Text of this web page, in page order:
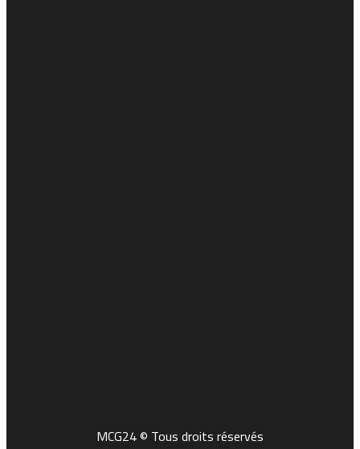
MCG24 © Tous droits réservés